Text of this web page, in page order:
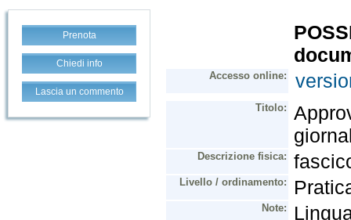
Prenota
Chiedi info
Lascia un commento